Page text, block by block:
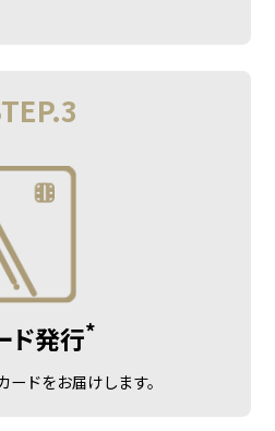
ド発行*
ドをお届けします。